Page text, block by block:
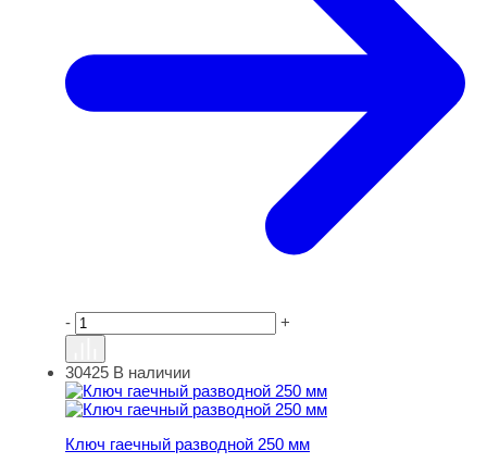
- +
Ключ гаечный разводной 250 мм
30425 В наличии
Ключ гаечный разводной 250 мм